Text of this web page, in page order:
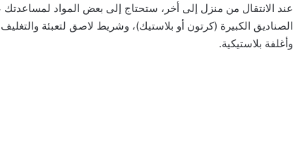
عند الانتقال من منزل إلى أخر، ستحتاج إلى بعض المواد
وأغلفة بلاستيكية.